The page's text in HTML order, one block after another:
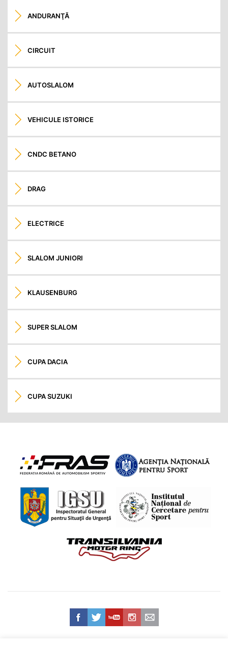
ANDURANŢĂ
CIRCUIT
AUTOSLALOM
VEHICULE ISTORICE
CNDC BETANO
DRAG
ELECTRICE
SLALOM JUNIORI
KLAUSENBURG
SUPER SLALOM
CUPA DACIA
CUPA SUZUKI